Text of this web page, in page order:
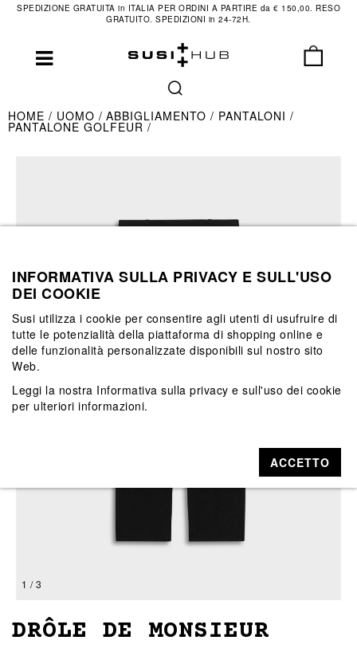
SPEDIZIONE GRATUITA in ITALIA PER ORDINI A PARTIRE da € 150,00. RESO
GRATUITO. SPEDIZIONI in 24-72H.
HOME UOMO ABBIGLIAMENTO PANTALONI
PANTALONE GOLFEUR
1 / 3
DRÔLE DE MONSIEUR
INFORMATIVA SULLA PRIVACY E SULL'USO
DEI COOKIE
Susi utilizza i cookie per consentire agli utenti di usufruire di
tutte le potenzialità della piattaforma di shopping online e
delle funzionalità personalizzate disponibili sul nostro sito
Web.
Leggi la nostra Informativa sulla privacy e sull'uso dei cookie
per ulteriori informazioni.
ACCETTO